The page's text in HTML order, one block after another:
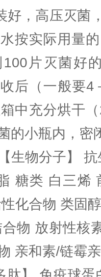
好，高压灭菌
按实际用量
100片灭菌好
后（一般要4
中充分烘干
的小瓶内，密
生物分子】
糖类 白三烯
化合物 类固
物 放射性核
亲和素/链霉